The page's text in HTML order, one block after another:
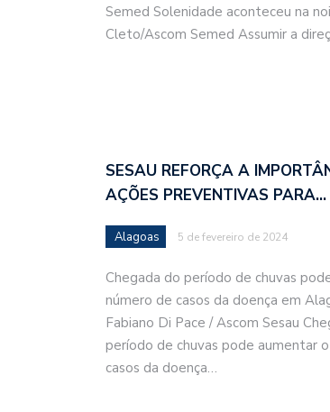
Semed Solenidade aconteceu na
Cleto/Ascom Semed Assumir a
SESAU REFORÇA A
AÇÕES PREVENTIVAS PARA…
Alagoas 5 de fevereiro de 2024
Chegada do período de chuvas
número de casos da doença em
Fabiano Di Pace / Ascom Sesau
período de chuvas pode aumentar
casos da doença…